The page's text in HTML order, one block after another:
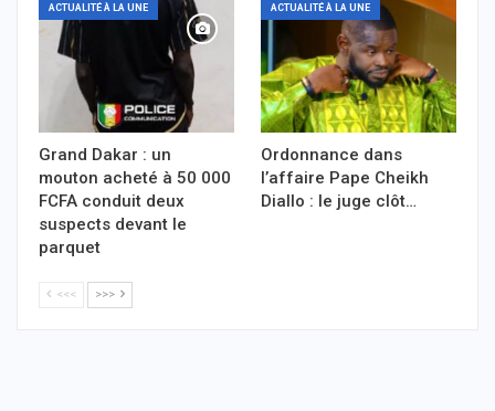
ACTUALITÉ À LA UNE
Grand Dakar : un
mouton acheté à 50 000
FCFA conduit deux
suspects devant le
parquet
ACTUALITÉ À LA UNE
Ordonnance dans
l’affaire Pape Cheikh
Diallo : le juge clôt…
<<< >>>